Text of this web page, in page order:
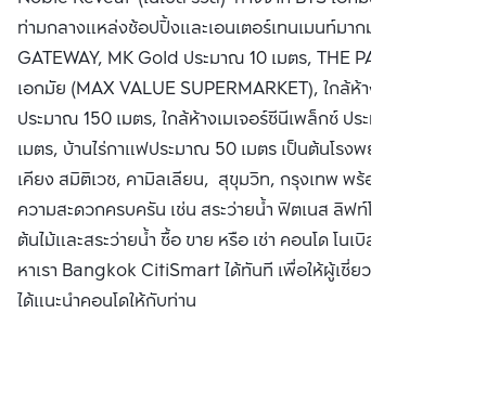
ท่ามกลางแหล่งช้อปปิ้งและเอนเตอร์เทนเมนท์มากมาย เช่น ห้าง
GATEWAY, MK Gold ประมาณ 10 เมตร, THE PARKLANE
เอกมัย (MAX VALUE SUPERMARKET), ใกล้ห้าง Big C
ประมาณ 150 เมตร, ใกล้ห้างเมเจอร์ซีนีเพล็กซ์ ประมาณ 200
เมตร, บ้านไร่กาแฟประมาณ 50 เมตร เป็นต้นโรงพยาบาลใกล้
เคียง สมิติเวช, คามิลเลียน, สุขุมวิท, กรุงเทพ พร้อมสิ่งอำนวย
ความสะดวกครบครัน เช่น สระว่ายน้ำ ฟิตเนส ลิฟท์โดยสาร สวน
ต้นไม้และสระว่ายน้ำ ซื้อ ขาย หรือ เช่า คอนโด โนเบิล รีวีล ติดต่อ
หาเรา Bangkok CitiSmart ได้ทันที เพื่อให้ผู้เชี่ยวชาญของเรา
ได้แนะนำคอนโดให้กับท่าน